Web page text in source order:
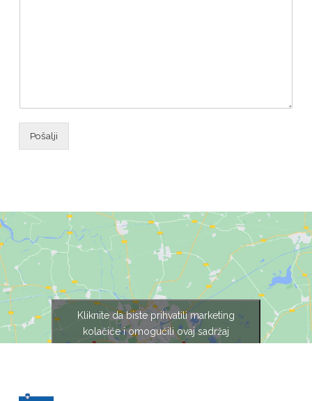
Pošalji
Kliknite da biste prihvatili marketing
kolačiće i omogućili ovaj sadržaj